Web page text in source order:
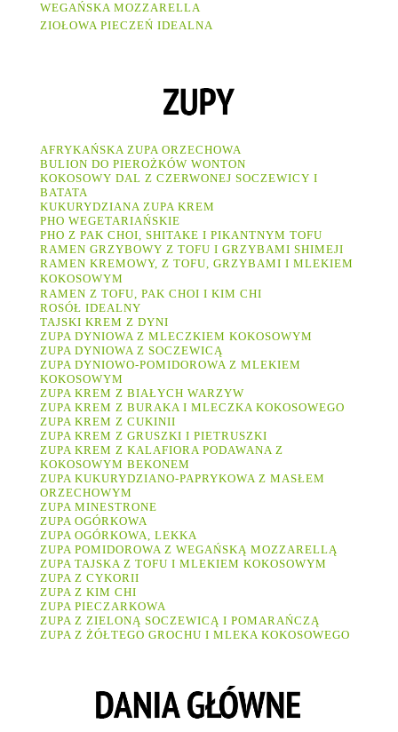
WEGAŃSKA MOZZARELLA
ZIOŁOWA PIECZEŃ IDEALNA
AFRYKAŃSKA ZUPA ORZECHOWA
BULION DO PIEROŻKÓW WONTON
KOKOSOWY DAL Z CZERWONEJ SOCZEWICY I
BATATA
KUKURYDZIANA ZUPA KREM
PHO WEGETARIAŃSKIE
PHO Z PAK CHOI, SHITAKE I PIKANTNYM TOFU
RAMEN GRZYBOWY Z TOFU I GRZYBAMI SHIMEJI
RAMEN KREMOWY, Z TOFU, GRZYBAMI I MLEKIEM
KOKOSOWYM
RAMEN Z TOFU, PAK CHOI I KIM CHI
ROSÓŁ IDEALNY
TAJSKI KREM Z DYNI
ZUPA DYNIOWA Z MLECZKIEM KOKOSOWYM
ZUPA DYNIOWA Z SOCZEWICĄ
ZUPA DYNIOWO-POMIDOROWA Z MLEKIEM
KOKOSOWYM
ZUPA KREM Z BIAŁYCH WARZYW
ZUPA KREM Z BURAKA I MLECZKA KOKOSOWEGO
ZUPA KREM Z CUKINII
ZUPA KREM Z GRUSZKI I PIETRUSZKI
ZUPA KREM Z KALAFIORA PODAWANA Z
KOKOSOWYM BEKONEM
ZUPA KUKURYDZIANO-PAPRYKOWA Z MASŁEM
ORZECHOWYM
ZUPA MINESTRONE
ZUPA OGÓRKOWA
ZUPA OGÓRKOWA, LEKKA
ZUPA POMIDOROWA Z WEGAŃSKĄ MOZZARELLĄ
ZUPA TAJSKA Z TOFU I MLEKIEM KOKOSOWYM
ZUPA Z CYKORII
ZUPA Z KIM CHI
ZUPA PIECZARKOWA
ZUPA Z ZIELONĄ SOCZEWICĄ I POMARAŃCZĄ
ZUPA Z ŻÓŁTEGO GROCHU I MLEKA KOKOSOWEGO